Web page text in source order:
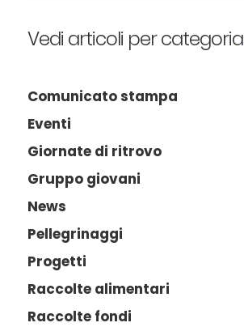
Vedi articoli per categoria
Comunicato stampa
Eventi
Giornate di ritrovo
Gruppo giovani
News
Pellegrinaggi
Progetti
Raccolte alimentari
Raccolte fondi